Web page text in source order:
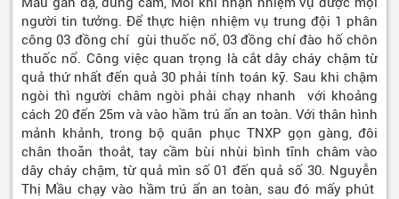
người tin tưởng. Để thực hiện nhiệm vụ trung đội 1 phân
công 03 đồng chí gùi thuốc nổ, 03 đồng chí đào hố chôn
thuốc nổ. Công việc quan trọng là cắt dây cháy chậm từ
quả thứ nhất đến quả 30 phải tính toán kỹ. Sau khi chậm
ngòi thì người châm ngòi phải chạy nhanh với khoảng
cách 20 đến 25m và vào hầm trú ẩn an toàn. Với thân hình
mảnh khảnh, trong bộ quân phục TNXP gọn gàng, đôi
chân thoăn thoắt, tay cầm bùi nhùi bình tĩnh châm vào
dây cháy chậm, từ quả mìn số 01 đến quả số 30. Nguyễn
Thị Mầu chạy vào hầm trú ẩn an toàn, sau đó mấy phút